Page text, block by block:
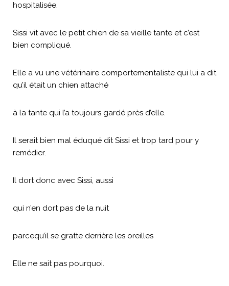
hospitalisée.
Sissi vit avec le petit chien de sa vieille tante et c’est
bien compliqué.
Elle a vu une vétérinaire comportementaliste qui lui a dit
qu’il était un chien attaché
à la tante qui l’a toujours gardé près d’elle.
Il serait bien mal éduqué dit Sissi et trop tard pour y
remédier.
Il dort donc avec Sissi, aussi
qui n’en dort pas de la nuit
parcequ’il se gratte derrière les oreilles
Elle ne sait pas pourquoi.